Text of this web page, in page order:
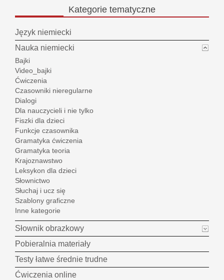
Kategorie tematyczne
Język niemiecki
Nauka niemiecki
Bajki
Video_bajki
Ćwiczenia
Czasowniki nieregularne
Dialogi
Dla nauczycieli i nie tylko
Fiszki dla dzieci
Funkcje czasownika
Gramatyka ćwiczenia
Gramatyka teoria
Krajoznawstwo
Leksykon dla dzieci
Słownictwo
Słuchaj i ucz się
Szablony graficzne
Inne kategorie
Słownik obrazkowy
Pobieralnia materiały
Testy łatwe średnie trudne
Ćwiczenia online